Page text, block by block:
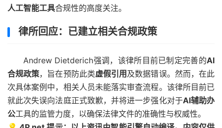
人工智能工具合规性的高度关注。
律所回应：已建立相关合规政策
Andrew Dietderich强调，该律所目前已制定完善的AI
合规政策，旨在预防此类虚假引用 及数据错误。然而，在此
次具体案例中，相关人员未能落实审查流程。该律所目前已
就此次失误向法庭正式致歉，并将进一步强化对于AI辅助办
公工具的监管力度，以确保法律文件的准确性与权威性。